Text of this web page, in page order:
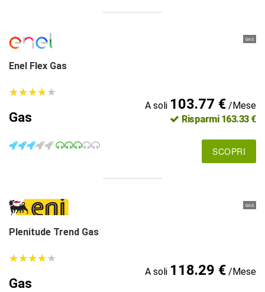
GAS
Enel Flex Gas
★★★★★
★★★★★
Gas
A soli 103.77 €/Mese
Risparmi 163.33 €
SCOPRI
GAS
Plenitude Trend Gas
★★★★★
★★★★★
Gas
A soli 118.29 €/Mese